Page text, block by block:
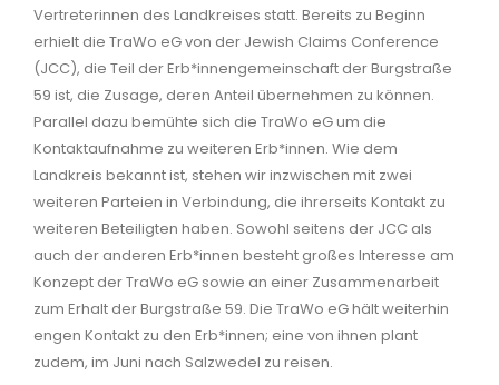
Vertreterinnen des Landkreises statt. Bereits zu Beginn
erhielt die TraWo eG von der Jewish Claims Conference
(JCC), die Teil der Erb*innengemeinschaft der Burgstraße
59 ist, die Zusage, deren Anteil übernehmen zu können.
Parallel dazu bemühte sich die TraWo eG um die
Kontaktaufnahme zu weiteren Erb*innen. Wie dem
Landkreis bekannt ist, stehen wir inzwischen mit zwei
weiteren Parteien in Verbindung, die ihrerseits Kontakt zu
weiteren Beteiligten haben. Sowohl seitens der JCC als
auch der anderen Erb*innen besteht großes Interesse am
Konzept der TraWo eG sowie an einer Zusammenarbeit
zum Erhalt der Burgstraße 59. Die TraWo eG hält weiterhin
engen Kontakt zu den Erb*innen; eine von ihnen plant
zudem, im Juni nach Salzwedel zu reisen.